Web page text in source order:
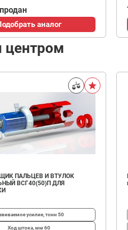
аналог
ПАЛЬЦЕВ И ВТУЛОК
ВСГ40(50)П ДЛЯ
усилие, тонн 50
Ход штока, мм 60